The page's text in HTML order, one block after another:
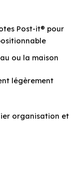
Post-it® pour
ou la maison
légèrement
organisation et